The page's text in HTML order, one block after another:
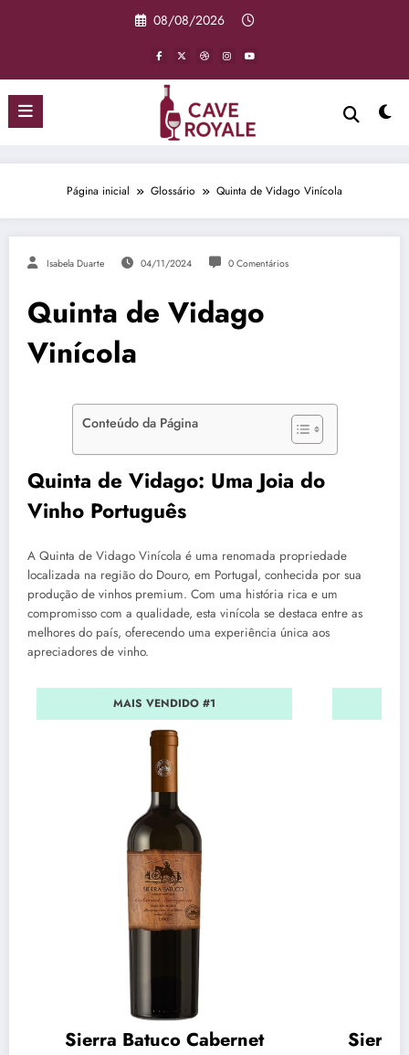
08/08/2026
Página inicial Glossário Quinta de Vidago Vinícola
Isabela Duarte 04/11/2024 0 Comentários
Quinta de Vidago
Vinícola
Conteúdo da Página
Quinta de Vidago: Uma Joia do
Vinho Português
A Quinta de Vidago Vinícola é uma renomada propriedade
localizada na região do Douro, em Portugal, conhecida por sua
produção de vinhos premium. Com uma história rica e um
compromisso com a qualidade, esta vinícola se destaca entre as
melhores do país, oferecendo uma experiência única aos
apreciadores de vinho.
MAIS VENDIDO #1
Sierra Batuco Cabernet
Sierra